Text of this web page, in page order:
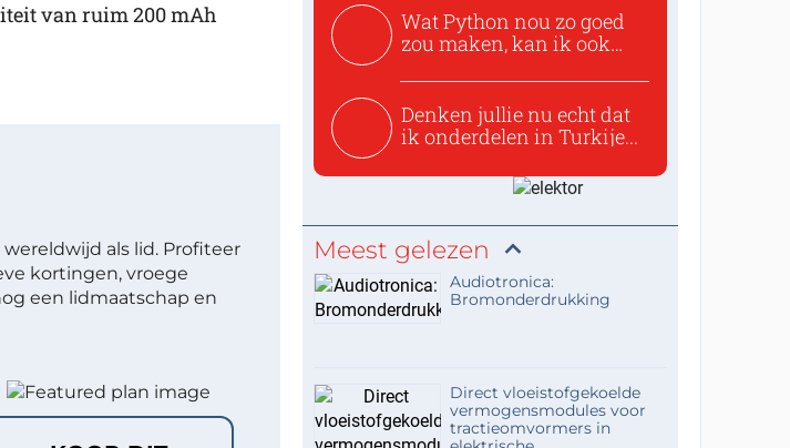
van ruim 200 mAh
als lid. Profiteer
kortingen, vroege
een lidmaatschap en
Wat Python nou zo goed
zou maken, kan ik ook
Denken jullie nu echt dat
ik onderdelen in Turkije...
Meest gelezen
Audiotronica:
Bromonderdrukking
Direct vloeistofgekoelde
vermogensmodules voor
tractieomvormers in